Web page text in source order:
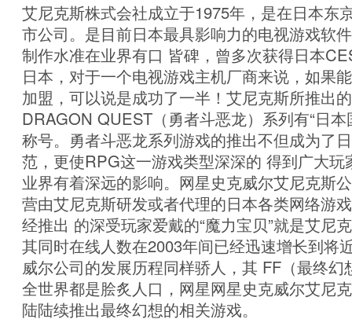
艾尼克斯株式会社成立于1975年，是在日本东
市公司。是目前日本最具影响力的电视游戏软
制作水准在业界有口 皆碑，曾多次获得日本
日本，对于一个电视游戏主机厂商来说，如果
加盟，可以说是成功了一半！艾尼克斯所推出
DRAGON QUEST（勇者斗恶龙）系列有“日
称号。勇者斗恶龙系列游戏的推出不但成为了
范，更使RPG这一游戏类型深深的 得到广大玩
业界有着深远的影响。网星史克威尔艾尼克斯
营由艾尼克斯研发或者代理的日本各类网络游
经推出 的深受玩家爱戴的“魔力宝贝”就是艾尼
其同时在线人数在2003年间已经迅速增长到将
威尔公司的发展历程同样骄人，其 FF（最终幻
全世界都是脍炙人口，网星网星史克威尔艾尼
陆陆续推出最终幻想的相关游戏。